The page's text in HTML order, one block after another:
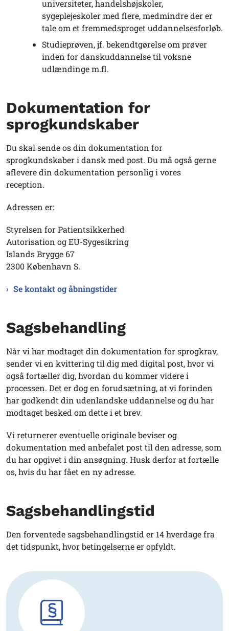
universiteter, handelshøjskoler,
sygeplejeskoler med flere, medmindre der er
tale om et fremmedsproget uddannelsesforløb.
Studieprøven, jf. bekendtgørelse om prøver
inden for danskuddannelse til voksne
udlændinge m.fl.
Dokumentation for
sprogkundskaber
Du skal sende os din dokumentation for
sprogkundskaber i dansk med post. Du må også gerne
aflevere din dokumentation personlig i vores
reception.
Adressen er:
Styrelsen for Patientsikkerhed
Autorisation og EU-Sygesikring
Islands Brygge 67
2300 København S.
Se kontakt og åbningstider
Sagsbehandling
Når vi har modtaget din dokumentation for sprogkrav,
sender vi en kvittering til dig med digital post, hvor vi
også fortæller dig, hvordan du kommer videre i
processen. Det er dog en forudsætning, at vi forinden
har godkendt din udenlandske uddannelse og du har
modtaget besked om dette i et brev.
Vi returnerer eventuelle originale beviser og
dokumentation med anbefalet post til den adresse, som
du har opgivet i din ansøgning. Husk derfor at fortælle
os, hvis du har fået en ny adresse.
Sagsbehandlingstid
Den forventede sagsbehandlingstid er 14 hverdage fra
det tidspunkt, hvor betingelserne er opfyldt.